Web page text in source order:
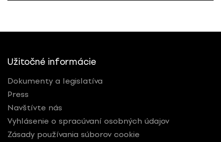
Užitočné informácie
Dokumenty a legislatíva
Press
Navštívte nás
Vyhlásenie o spracúvaní osobných údajov
Zásady používania súborov cookie